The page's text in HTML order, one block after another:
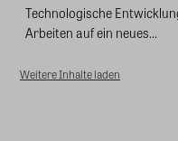
Technologische
Arbeiten auf ein neues...
Weitere Inhalte laden